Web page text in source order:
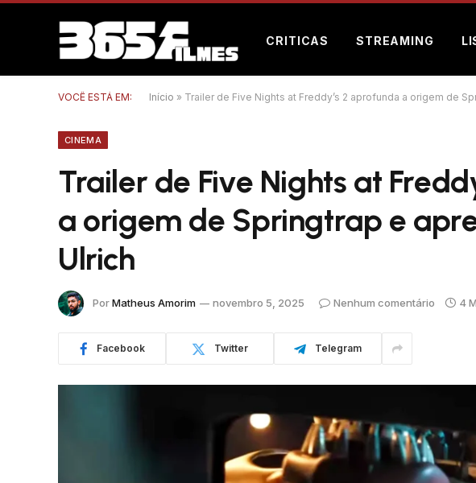
CRITICAS STREAMING
VOCÊ ESTÁ EM: Início » Trailer de Five Nights at Freddy’s 2 aprofunda a origem de
CINEMA
Trailer de Five Nights at
a origem de Springtrap e
Ulrich
PorMatheus Amorim novembro 5, 2025 Nenhum comentário 4
Facebook Twitter Telegram